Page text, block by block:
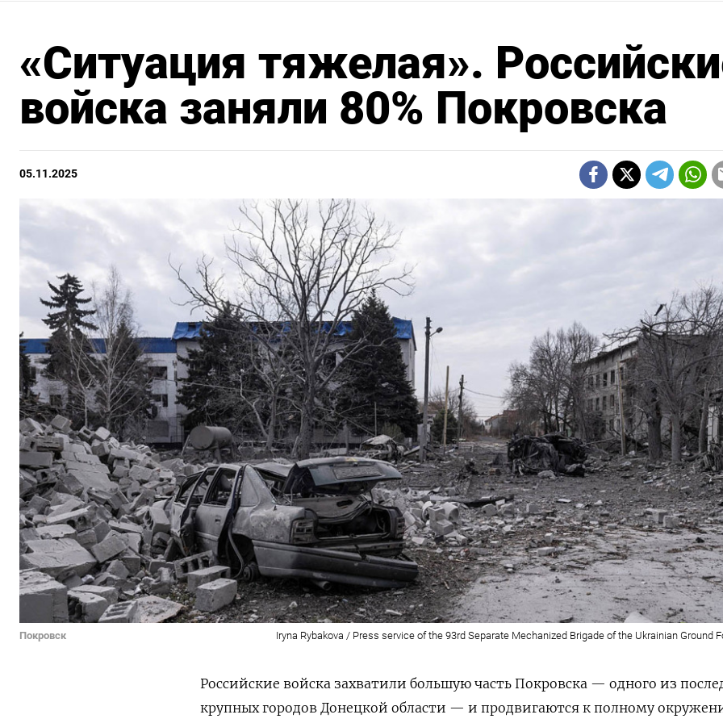
«Ситуация тяжелая».
войска заняли 80% Покровска
05.11.2025
Покровск Iryna Rybakova / Press service of the 93rd Separate Mechanized Brigade of the Ukrainian Ground
Российские войска захватили большую часть Покровска — одного из
крупных городов Донецкой области — и продвигаются к полному